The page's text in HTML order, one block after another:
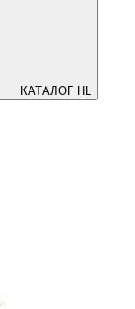
КАТАЛОГ HL